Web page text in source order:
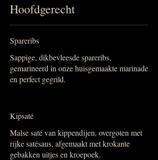
Hoofdgerecht
Spareribs
Sappige, dikbevleesde spareribs,
gemarineerd in onze huisgemaakte marinade
en perfect gegrild.
Kipsaté
Malse saté van kippendijen, overgoten met
rijke satésaus, afgemaakt met krokante
gebakken uitjes en kroepoek.